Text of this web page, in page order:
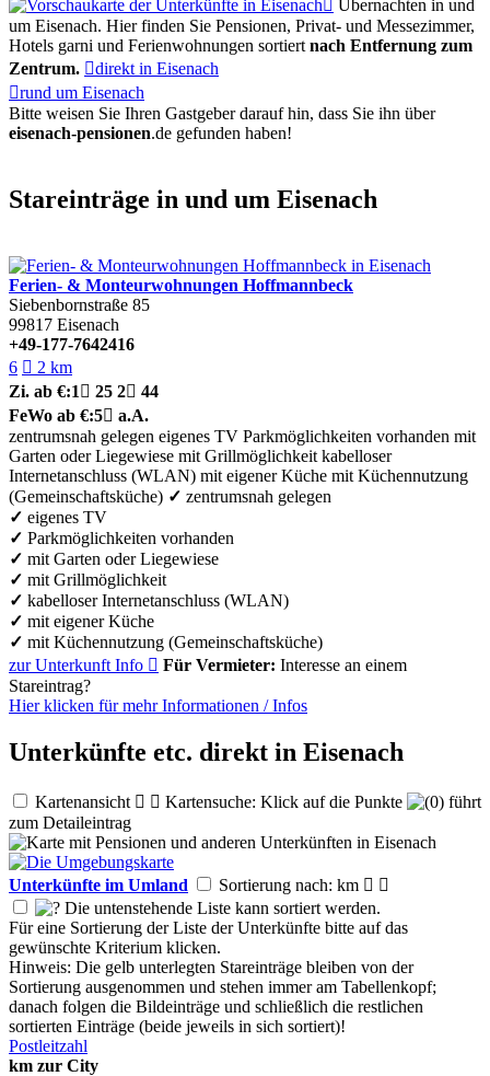
 Übernachten in und
um Eisenach. Hier finden Sie Pensionen, Privat- und Messezimmer,
Hotels garni und Ferienwohnungen sortiert nach Entfernung zum
Zentrum. direkt in Eisenach
rund um Eisenach
Bitte weisen Sie Ihren Gastgeber darauf hin, dass Sie ihn über
eisenach-pensionen.de gefunden haben!
Stareinträge in und um Eisenach
Ferien- & Monteurwohnungen Hoffmannbeck
Siebenbornstraße 85
99817 Eisenach
+49-177-7642416
6  2 km
Zi. ab €:1  25 2 44
FeWo ab €:5 a.A.
zentrumsnah gelegen eigenes TV Parkmöglichkeiten vorhanden mit
Garten oder Liegewiese mit Grillmöglichkeit kabelloser
Internetanschluss (WLAN) mit eigener Küche mit Küchennutzung
(Gemeinschaftsküche) ✓ zentrumsnah gelegen
✓ eigenes TV
✓ Parkmöglichkeiten vorhanden
✓ mit Garten oder Liegewiese
✓ mit Grillmöglichkeit
✓ kabelloser Internetanschluss (WLAN)
✓ mit eigener Küche
✓ mit Küchennutzung (Gemeinschaftsküche)
zur Unterkunft Info  Für Vermieter: Interesse an einem
Stareintrag?
Hier klicken für mehrInformationen /Infos
Unterkünfte etc. direkt in Eisenach
Kartenansicht   Kartensuche: Klick auf die Punkte
führt
zum Detaileintrag
Unterkünfte im Umland Sortierung nach: km  
Die untenstehende Liste kann sortiert werden.
Für eine Sortierung der Liste der Unterkünfte bitte auf das
gewünschte Kriterium klicken.
Hinweis: Die gelb unterlegten Stareinträge bleiben von der
Sortierung ausgenommen und stehen immer am Tabellenkopf;
danach folgen die Bildeinträge und schließlich die restlichen
sortierten Einträge (beide jeweils in sich sortiert)!
Postleitzahl
km zur City